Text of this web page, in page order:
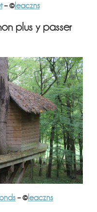
– ©leaczns
plus y passer
– ©leaczns